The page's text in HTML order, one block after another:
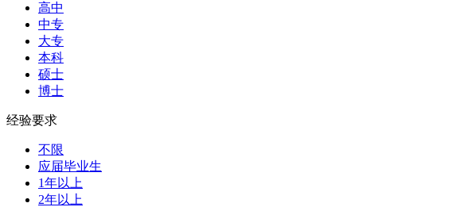
高中
中专
大专
本科
硕士
博士
经验要求
不限
应届毕业生
1年以上
2年以上